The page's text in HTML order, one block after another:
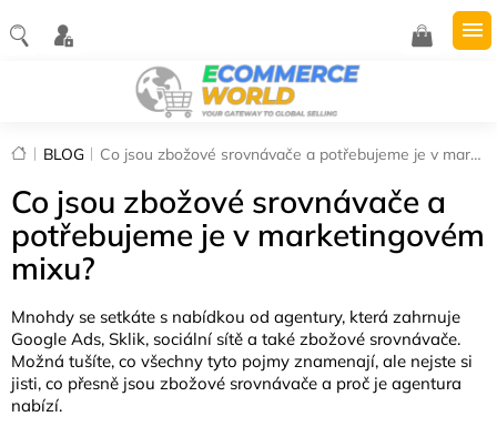
na
obsah
NÁKUPNÍ
Domů
BLOG Co jsou zbožové srovnávače a potřebujeme je v marketingovém mixu?
Co jsou zbožové srovnávače a
potřebujeme je v marketingovém
mixu?
Mnohdy se setkáte s nabídkou od agentury, která zahrnuje
Google Ads, Sklik, sociální sítě a také zbožové srovnávače.
Možná tušíte, co všechny tyto pojmy znamenají, ale nejste si
jisti, co přesně jsou zbožové srovnávače a proč je agentura
nabízí.